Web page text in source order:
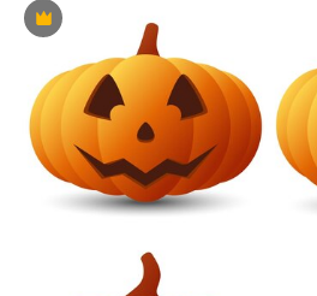
Premium